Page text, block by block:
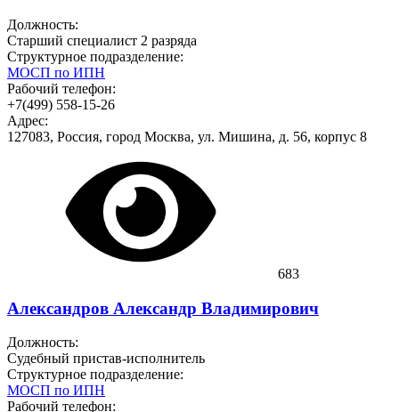
Должность:
Старший специалист 2 разряда
Структурное подразделение:
МОСП по ИПН
Рабочий телефон:
+7(499) 558-15-26
Адрес:
127083, Россия, город Москва, ул. Мишина, д. 56, корпус 8
683
Александров Александр Владимирович
Должность:
Судебный пристав-исполнитель
Структурное подразделение:
МОСП по ИПН
Рабочий телефон: